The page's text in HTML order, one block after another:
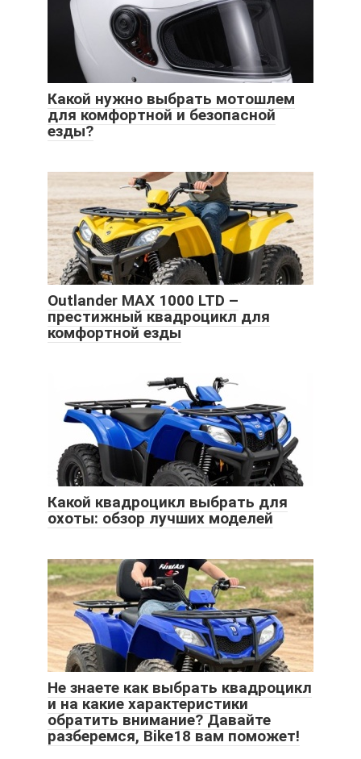
Какой нужно выбрать мотошлем
для комфортной и безопасной
езды?
Outlander MAX 1000 LTD –
престижный квадроцикл для
комфортной езды
Какой квадроцикл выбрать для
охоты: обзор лучших моделей
Не знаете как выбрать квадроцикл
и на какие характеристики
обратить внимание? Давайте
разберемся, Bike18 вам поможет!